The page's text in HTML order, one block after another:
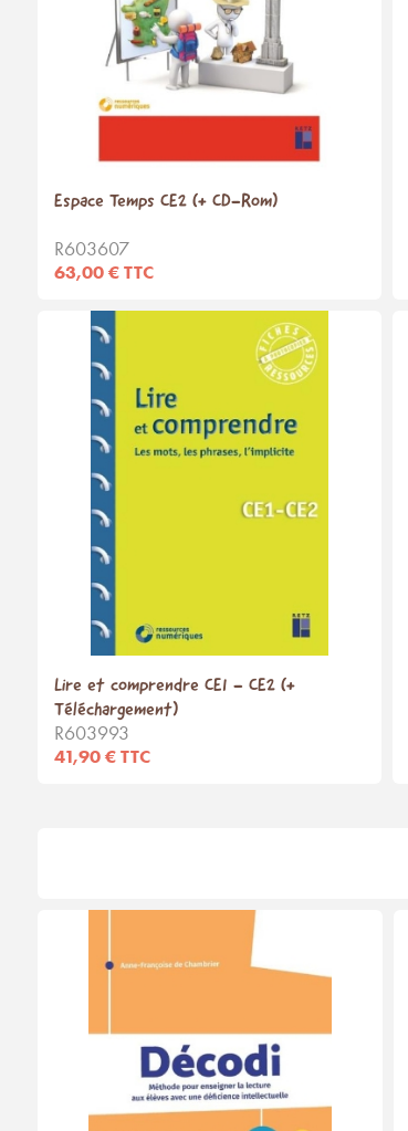
Espace Temps CE2 (+ CD-Rom)
R603607
63,00 € TTC
Lire et comprendre CE1 - CE2 (+
Téléchargement)
R603993
41,90 € TTC